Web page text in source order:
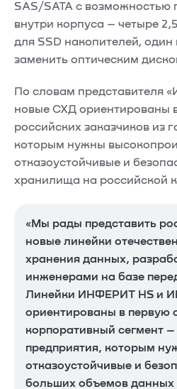
SAS/SATA с возможностью
внутри корпуса – четыре
для SSD накопителей,
заменить оптическим
По словам представителя
новые СХД ориентированы
российских заказчиков из
которым нужны
отказоустойчивые и
хранилища на российской
«Мы рады представить
новые линейки
хранения данных,
инженерами на базе
Линейки ИНФЕРИТ HS и
ориентированы в первую
корпоративный сегмент
предприятия, которым
отказоустойчивые и
больших объемов данных